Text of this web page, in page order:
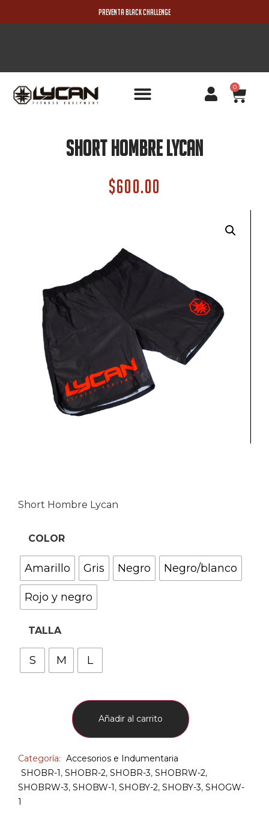
PREVENTA BLACK CHALLENGE
0
Short Hombre Lycan
$600.00
Short Hombre Lycan
COLOR
Amarillo Gris Negro Negro/blanco
Rojo y negro
TALLA
S M L
Añadir al carrito
Categoría: Accesorios e Indumentaria
SHOBR-1 , SHOBR-2, SHOBR-3, SHOBRW-2,
SHOBRW-3, SHOBW-1 , SHOBY-2, SHOBY-3, SHOGW-
1